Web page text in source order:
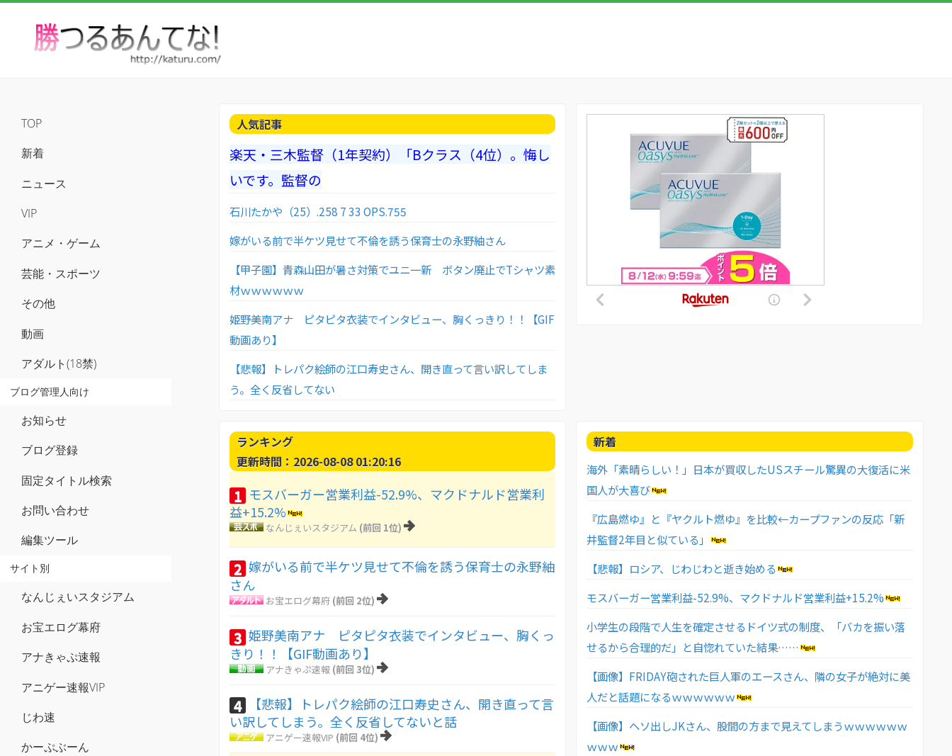
人気記事
楽天・三木監督（1年契約）「Bクラス（4位）。悔し
いです。監督の
石川たかや（25）.258 7 33 OPS.755
嫁がいる前で半ケツ見せて不倫を誘う保育士の永野紬さん
【甲子園】青森山田が暑さ対策でユニ一新 ボタン廃止でTシャツ素
材ｗｗｗｗｗｗ
姫野美南アナ ピタピタ衣装でインタビュー、胸くっきり！！【GIF
動画あり】
【悲報】トレパク絵師の江口寿史さん、開き直って言い訳してしま
う。全く反省してない
ランキング
更新時間：2026-08-08 01:20:16
1 モスバーガー営業利益-52.9%、マクドナルド営業利
益+15.2%
なんじぇいスタジアム (前回 1位)
2 嫁がいる前で半ケツ見せて不倫を誘う保育士の永野紬
さん
お宝エログ幕府 (前回 2位)
3 姫野美南アナ ピタピタ衣装でインタビュー、胸くっ
きり！！【GIF動画あり】
アナきゃぷ速報 (前回 3位)
4
【悲報】トレパク絵師の江口寿史さん、開き直って言
い訳してしまう。全く反省してないと話
アニゲー速報VIP (前回 4位)
新着
海外「素晴らしい！」日本が買収したUSスチール驚異の大復活に米
国人が大喜び
『広島燃ゆ』と『ヤクルト燃ゆ』を比較←カープファンの反応「新
井監督2年目と似ている」
【悲報】ロシア、じわじわと逝き始める
モスバーガー営業利益-52.9%、マクドナルド営業利益+15.2%
小学生の段階で人生を確定させるドイツ式の制度、「バカを振い落
せるから合理的だ」と自惚れていた結果……
【画像】FRIDAY砲された巨人軍のエースさん、隣の女子が絶対に美
人だと話題になるｗｗｗｗｗｗ
【画像】ヘソ出しJKさん、股間の方まで見えてしまうｗｗｗｗｗｗ
ｗｗｗ
TOP
新着
ニュース
VIP
アニメ・ゲーム
芸能・スポーツ
その他
動画
アダルト(18禁)
ブログ管理人向け
お知らせ
ブログ登録
固定タイトル検索
お問い合わせ
編集ツール
サイト別
なんじぇいスタジアム
お宝エログ幕府
アナきゃぷ速報
アニゲー速報VIP
じわ速
かーぷぶーん